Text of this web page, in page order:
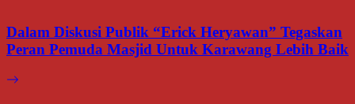
Dalam Diskusi Publik “Erick Heryawan” Tegaskan
Peran Pemuda Masjid Untuk Karawang Lebih Baik